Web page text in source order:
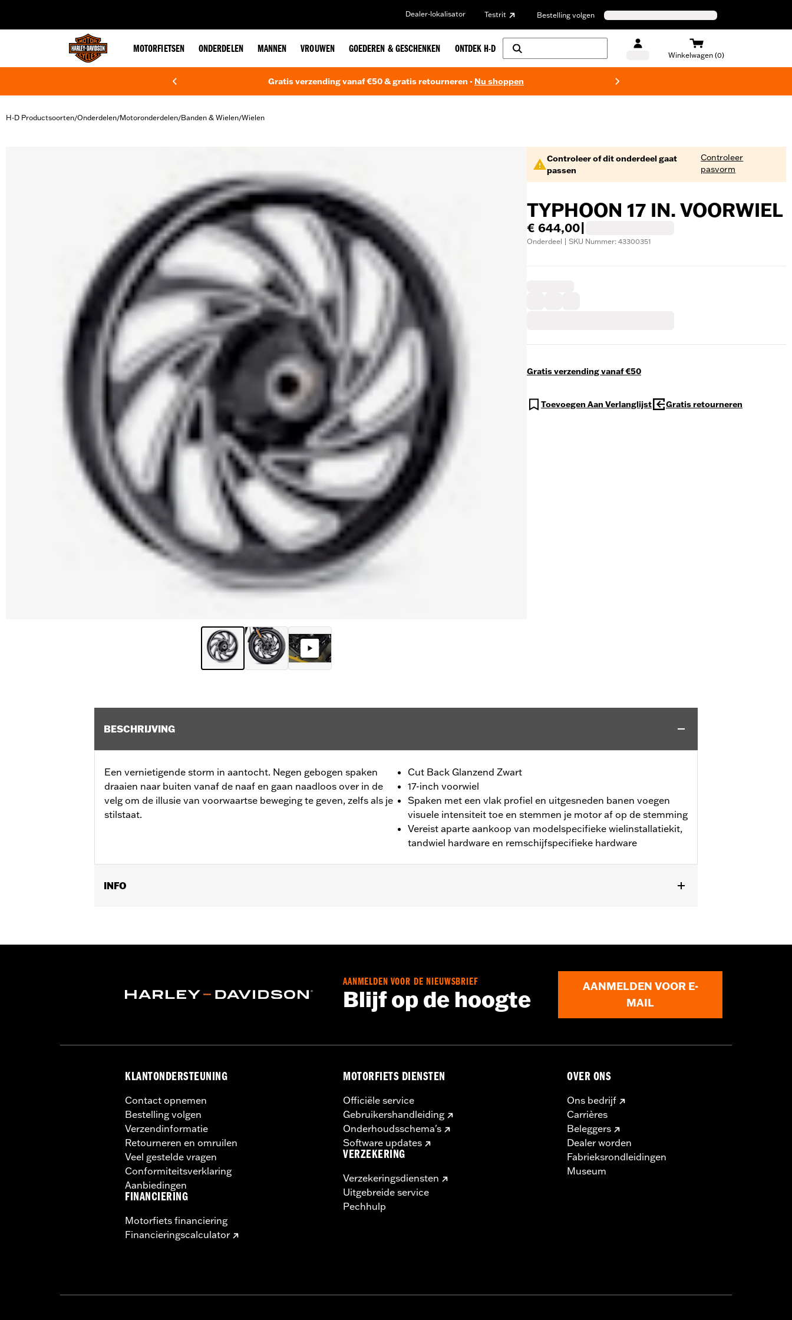
Dealer-lokalisator Testrit Bestelling volgen
MOTORFIETSEN ONDERDELEN MANNEN VROUWEN GOEDEREN & GESCHENKEN ONTDEK H-D
Winkelwagen (0)
Gratis verzending vanaf €50 & gratis retourneren - Nu shoppen
H-D Productsoorten/Onderdelen/Motoronderdelen/Banden & Wielen/Wielen
Controleer of dit onderdeel gaat
passen
Controleer
pasvorm
TYPHOON 17 IN. VOORWIEL
€ 644,00
Onderdeel | SKU Nummer: 43300351
Gratis verzending vanaf €50
Toevoegen Aan Verlanglijst Gratis retourneren
BESCHRIJVING
Een vernietigende storm in aantocht. Negen gebogen spaken
draaien naar buiten vanaf de naaf en gaan naadloos over in de
velg om de illusie van voorwaartse beweging te geven, zelfs als je
stilstaat.
Cut Back Glanzend Zwart
17-inch voorwiel
Spaken met een vlak profiel en uitgesneden banen voegen
visuele intensiteit toe en stemmen je motor af op de stemming
Vereist aparte aankoop van modelspecifieke wielinstallatiekit,
tandwiel hardware en remschijfspecifieke hardware
INFO
Positie op de motorfiets:Voorkant
Wielmaat:17
AANMELDEN VOOR DE NIEUWSBRIEF
Blijf op de hoogte
AANMELDEN VOOR E-
MAIL
KLANTONDERSTEUNING
Contact opnemen
Bestelling volgen
Verzendinformatie
Retourneren en omruilen
Veel gestelde vragen
Conformiteitsverklaring
Aanbiedingen
FINANCIERING
Motorfiets financiering
Financieringscalculator
MOTORFIETS DIENSTEN
Officiële service
Gebruikershandleiding
Onderhoudsschema's
Software updates
VERZEKERING
Verzekeringsdiensten
Uitgebreide service
Pechhulp
OVER ONS
Ons bedrijf
Carrières
Beleggers
Dealer worden
Fabrieksrondleidingen
Museum